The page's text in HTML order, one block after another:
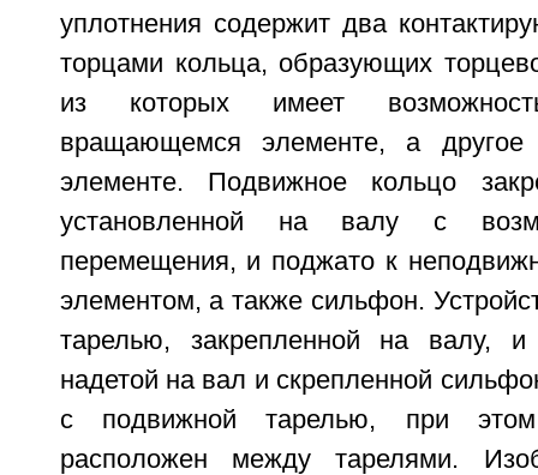
уплотнения содержит два
торцами кольца, образующих
из которых имеет
вращающемся элементе, а
элементе. Подвижное кольцо
установленной на валу с
перемещения, и поджато к
элементом, а также сильфон.
тарелью, закрепленной на валу, и
надетой на вал и скрепленной
с подвижной тарелью, при этом
расположен между тарелями.